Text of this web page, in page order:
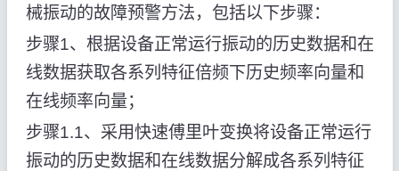
械振动的故障预警方法，包括以下步骤：
步骤1、根据设备正常运行振动的历史数据和在
线数据获取各系列特征倍频下历史频率向量和
在线频率向量；
步骤1.1、采用快速傅里叶变换将设备正常运行
振动的历史数据和在线数据分解成各系列特征